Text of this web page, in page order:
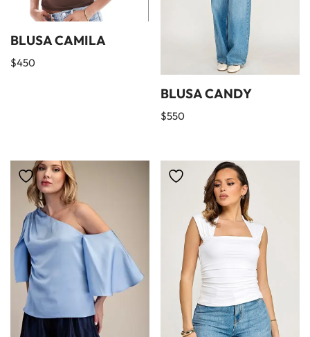
BLUSA CAMILA
$450
BLUSA CANDY
$550